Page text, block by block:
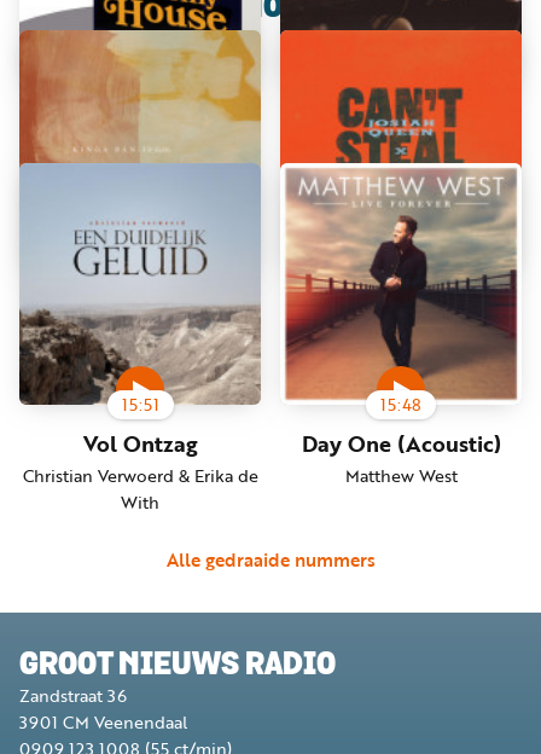
RADIO NON-STOP
16:10
As For Me And My
House
16:05
Here As In Heaven
(Acoustic)
Elevation Worship
16:00
In Goede Handen
Kinga Ban
15:56
Can't Steal My Joy
Josiah Queen & Brandon Lake
15:51
Vol Ontzag
Christian Verwoerd & Erika de
With
15:48
Day One (Acoustic)
Matthew West
Alle gedraaide nummers
GROOT NIEUWS RADIO
Zandstraat 36
3901 CM Veenendaal
0909 123 1008 (55 ct/min)